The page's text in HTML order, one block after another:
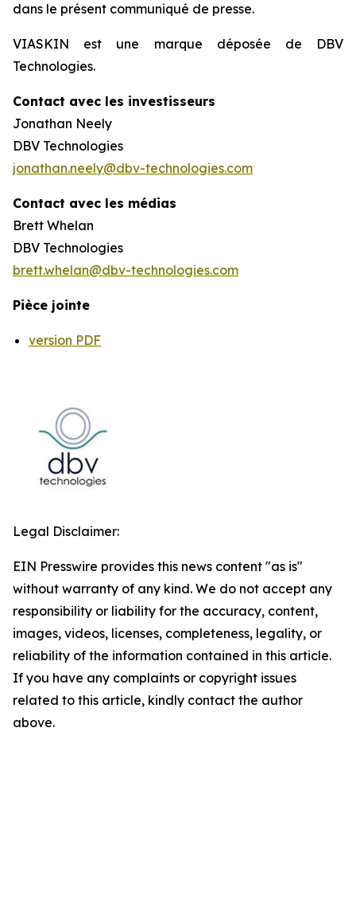
dans le présent communiqué de presse.
VIASKIN est une marque déposée de DBV
Technologies.
Contact avec les investisseurs
Jonathan Neely
DBV Technologies
jonathan.neely@dbv-technologies.com
Contact avec les médias
Brett Whelan
DBV Technologies
brett.whelan@dbv-technologies.com
Pièce jointe
version PDF
Legal Disclaimer:
EIN Presswire provides this news content "as is"
without warranty of any kind. We do not accept any
responsibility or liability for the accuracy, content,
images, videos, licenses, completeness, legality, or
reliability of the information contained in this article.
If you have any complaints or copyright issues
related to this article, kindly contact the author
above.